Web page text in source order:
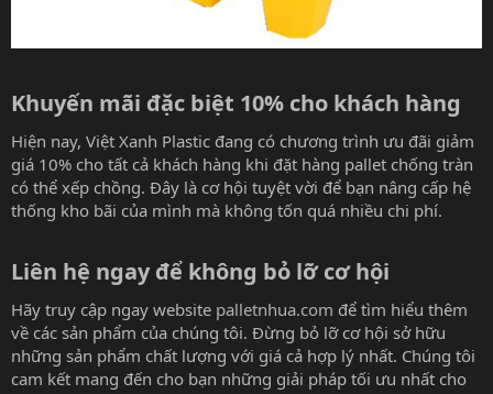
Khuyến mãi đặc biệt 10% cho khách hàng​
Hiện nay, Việt Xanh Plastic đang có chương trình ưu đãi giảm
giá 10% cho tất cả khách hàng khi đặt hàng pallet chống tràn
có thể xếp chồng. Đây là cơ hội tuyệt vời để bạn nâng cấp hệ
thống kho bãi của mình mà không tốn quá nhiều chi phí.
Liên hệ ngay để không bỏ lỡ cơ hội​
Hãy truy cập ngay website palletnhua.com để tìm hiểu thêm
về các sản phẩm của chúng tôi. Đừng bỏ lỡ cơ hội sở hữu
những sản phẩm chất lượng với giá cả hợp lý nhất. Chúng tôi
cam kết mang đến cho bạn những giải pháp tối ưu nhất cho